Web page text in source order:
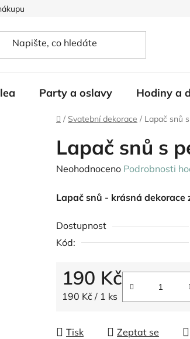
Party a oslavy Hodiny a
Domů
/ Svatební dekorace / Lapač snů
Lapač snů s
Průměrné
produktu
0,0
z
hvězdiček.
Neohodnoceno Podrobnosti
Lapač snů - krásná dekorace
Dostupnost
Kód:
190 Kč
Měrná cena:
190 Kč / 1 ks
Tisk Zeptat se